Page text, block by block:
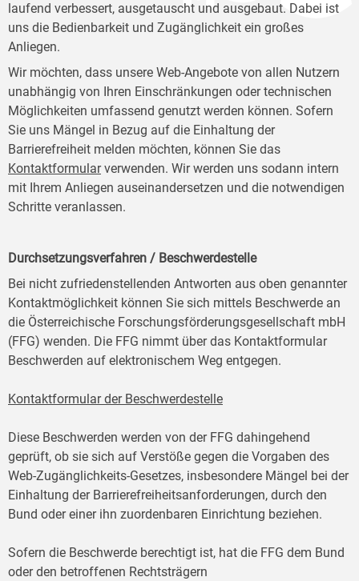
laufend verbessert, ausgetauscht und ausgebaut. Dabei ist
uns die Bedienbarkeit und Zugänglichkeit ein großes
Anliegen.
Wir möchten, dass unsere Web-Angebote von allen Nutzern
unabhängig von Ihren Einschränkungen oder technischen
Möglichkeiten umfassend genutzt werden können. Sofern
Sie uns Mängel in Bezug auf die Einhaltung der
Barrierefreiheit melden möchten, können Sie das
Kontaktformularverwenden. Wir werden uns sodann intern
mit Ihrem Anliegen auseinandersetzen und die notwendigen
Schritte veranlassen.
Durchsetzungsverfahren / Beschwerdestelle
Bei nicht zufriedenstellenden Antworten aus oben genannter
Kontaktmöglichkeit können Sie sich mittels Beschwerde an
die Österreichische Forschungsförderungsgesellschaft mbH
(FFG) wenden. Die FFG nimmt über das Kontaktformular
Beschwerden auf elektronischem Weg entgegen.
Kontaktformular der Beschwerdestelle
Diese Beschwerden werden von der FFG dahingehend
geprüft, ob sie sich auf Verstöße gegen die Vorgaben des
Web-Zugänglichkeits-Gesetzes, insbesondere Mängel bei der
Einhaltung der Barrierefreiheitsanforderungen, durch den
Bund oder einer ihn zuordenbaren Einrichtung beziehen.
Sofern die Beschwerde berechtigt ist, hat die FFG dem Bund
oder den betroffenen Rechtsträgern